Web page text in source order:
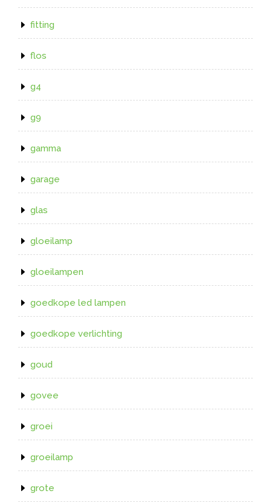
fitting
flos
g4
g9
gamma
garage
glas
gloeilamp
gloeilampen
goedkope led lampen
goedkope verlichting
goud
govee
groei
groeilamp
grote